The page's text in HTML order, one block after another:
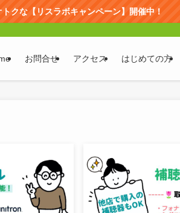
トクな【リスラボキャンペーン】開催中！
お問合せ アクセス はじめての方